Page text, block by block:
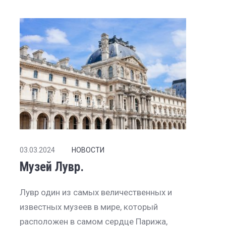
03.03.2024 НОВОСТИ
Музей Лувр.
Лувр один из самых величественных и
известных музеев в мире, который
расположен в самом сердце Парижа,